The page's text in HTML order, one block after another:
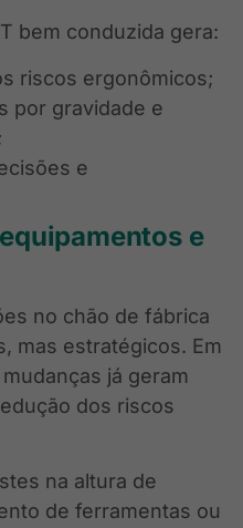
bem conduzida gera:
riscos ergonômicos;
por gravidade e
e
e
no chão de fábrica
mas estratégicos. Em
já geram
dos riscos
na altura de
de ferramentas ou